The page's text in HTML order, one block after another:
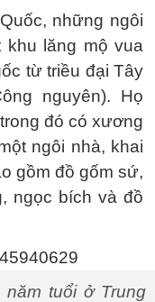
những ngôi
lăng mộ vua
từ triều đại Tây
nguyên). Họ
đó có xương
ngôi nhà, khai
gồm đồ gốm sứ,
ngọc bích và đồ
tuổi ở Trung